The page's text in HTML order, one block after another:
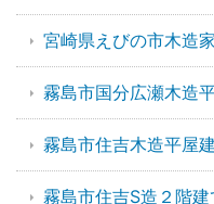
宮崎県えびの市木造
霧島市国分広瀬木造
霧島市住吉木造平屋
霧島市住吉S造２階